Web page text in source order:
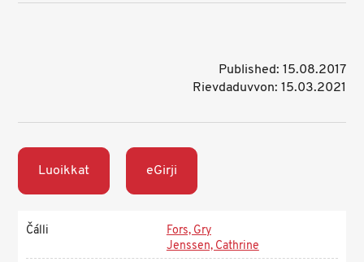
Published: 15.08.2017
Rievdaduvvon: 15.03.2021
Luoikkat eGirji
Čálli
Fors, Gry
Jenssen, Cathrine